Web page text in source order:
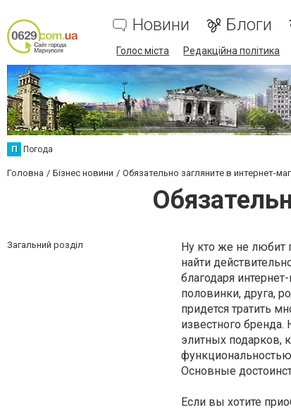
Новини Блоги
Голос міста Редакційна політика
П Погода
Головна Бізнес новини Обязательно загляните в интернет-
Загальний розділ
Ну кто же не любит
найти
благодаря
половинки, друга,
придется тратить
известного бренда.
элитных подарков,
Основные
Если вы хотите